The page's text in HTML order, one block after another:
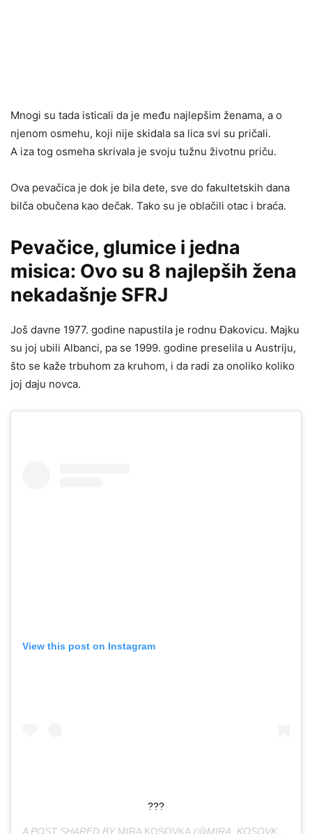
Mnogi su tada isticali da je među najlepšim ženama, a o
njenom osmehu, koji nije skidala sa lica svi su pričali.
A iza tog osmeha skrivala je svoju tužnu životnu priču.
Ova pevačica je dok je bila dete, sve do fakultetskih dana
bilča obučena kao dečak. Tako su je oblačili otac i braća.
Pevačice, glumice i jedna
misica: Ovo su 8 najlepših žena
nekadašnje SFRJ
Još davne 1977. godine napustila je rodnu Đakovicu. Majku
su joj ubili Albanci, pa se 1999. godine preselila u Austriju,
što se kaže trbuhom za kruhom, i da radi za onoliko koliko
joj daju novca.
View this post on Instagram
???
A POST SHARED BY MIRA KOSOVKA (@MIRA_KOSOVKA) ON